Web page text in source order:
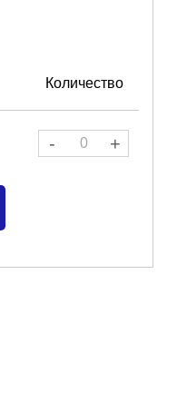
Количество
- +